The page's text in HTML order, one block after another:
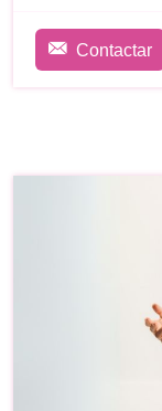
Contactar